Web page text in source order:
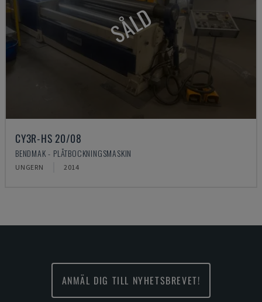
SÅLD
CY3R-HS 20/08
BENDMAK - PLÅTBOCKNINGSMASKIN
UNGERN 2014
ANMÄL DIG TILL NYHETSBREVET!